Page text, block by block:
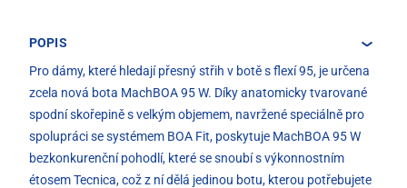
POPIS
Pro dámy, které hledají přesný střih v botě s flexí 95, je určena
zcela nová bota MachBOA 95 W. Díky anatomicky tvarované
spodní skořepině s velkým objemem, navržené speciálně pro
spolupráci se systémem BOA Fit, poskytuje MachBOA 95 W
bezkonkurenční pohodlí, které se snoubí s výkonnostním
étosem Tecnica, což z ní dělá jedinou botu, kterou potřebujete